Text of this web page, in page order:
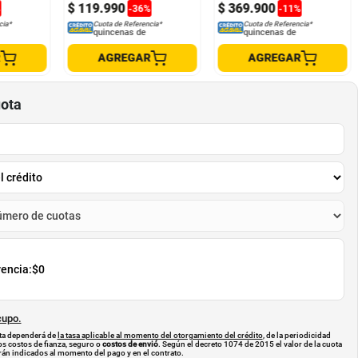
$ 119.990 -36%
Cuota de Referencia*
quincenas de
AGREGAR
$ 369.900 -11%
Cuota de Referencia*
quincenas de
AGREGAR
$0
dependerá de la tasa aplicable al momento del otorgamiento del crédito, de la periodicidad
costos de fianza, seguro ocostos de envió. Según el decreto 1074 de 2015 el valor de la cuota
indicados al momento del pago y en el contrato.